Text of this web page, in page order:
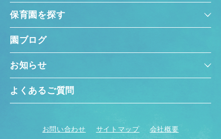
保育園を探す
園ブログ
お知らせ
よくあるご質問
お問い合わせ サイトマップ 会社概要